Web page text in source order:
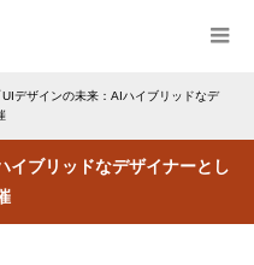
デザインの未来：AIハイブリッドなデ
イブリッドなデザイナーとし